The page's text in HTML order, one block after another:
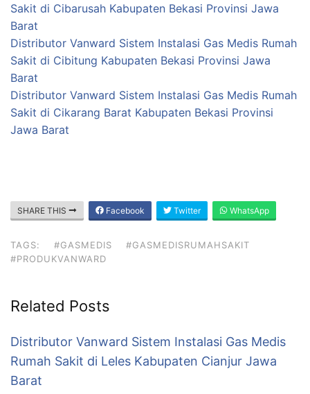
Sakit di Cibarusah Kabupaten Bekasi Provinsi Jawa
Barat
Distributor Vanward Sistem Instalasi Gas Medis Rumah
Sakit di Cibitung Kabupaten Bekasi Provinsi Jawa
Barat
Distributor Vanward Sistem Instalasi Gas Medis Rumah
Sakit di Cikarang Barat Kabupaten Bekasi Provinsi
Jawa Barat
SHARE THIS Facebook Twitter WhatsApp
TAGS: #GASMEDIS
#GASMEDISRUMAHSAKIT
#PRODUKVANWARD
Related Posts
Distributor Vanward Sistem Instalasi Gas Medis
Rumah Sakit di Leles Kabupaten Cianjur Jawa
Barat